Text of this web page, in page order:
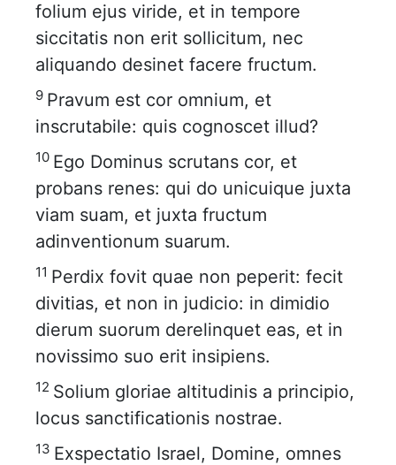
folium ejus viride, et in tempore
siccitatis non erit sollicitum, nec
aliquando desinet facere fructum.
9 Pravum est cor omnium, et
inscrutabile: quis cognoscet illud?
10 Ego Dominus scrutans cor, et
probans renes: qui do unicuique juxta
viam suam, et juxta fructum
adinventionum suarum.
11 Perdix fovit quae non peperit: fecit
divitias, et non in judicio: in dimidio
dierum suorum derelinquet eas, et in
novissimo suo erit insipiens.
12 Solium gloriae altitudinis a principio,
locus sanctificationis nostrae.
13 Exspectatio Israel, Domine, omnes